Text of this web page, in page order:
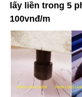
lấy liền trong 5
100vnđ/m